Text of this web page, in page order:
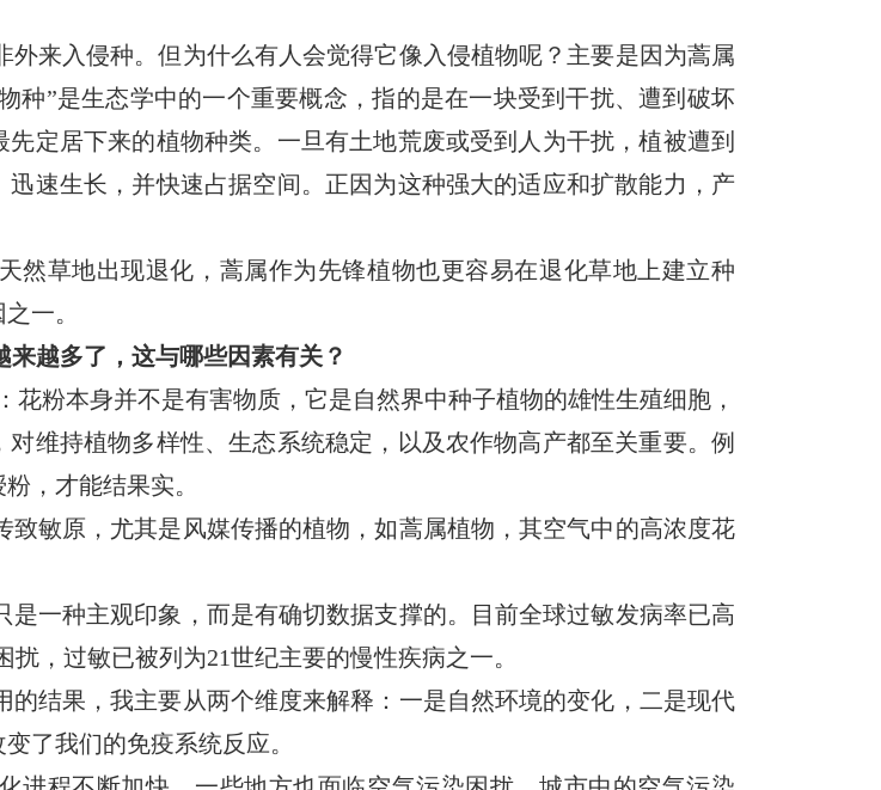
外来入侵种。但为什么有人会觉得它像入侵植物呢？主要是因为蒿属
种”是生态学中的一个重要概念，指的是在一块受到干扰、遭到破坏
定居下来的植物种类。一旦有土地荒废或受到人为干扰，植被遭到
速生长，并快速占据空间。正因为这种强大的适应和扩散能力，产
然草地出现退化，蒿属作为先锋植物也更容易在退化草地上建立种
一。
越多了，这与哪些因素有关？
花粉本身并不是有害物质，它是自然界中种子植物的雄性生殖细胞，
维持植物多样性、生态系统稳定，以及农作物高产都至关重要。例
，才能结果实。
致敏原，尤其是风媒传播的植物，如蒿属植物，其空气中的高浓度花
是一种主观印象，而是有确切数据支撑的。目前全球过敏发病率已高
，过敏已被列为21世纪主要的慢性疾病之一。
的结果，我主要从两个维度来解释：一是自然环境的变化，二是现代
了我们的免疫系统反应。